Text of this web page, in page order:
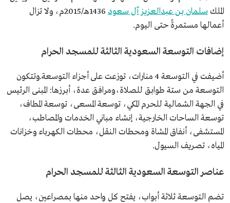
الملك سلمان بن عبدالعزيز آل سعود
1436هـ/2015م، ولا تزال
أعمالها مستمرةً حتى اليوم.
إضافات التوسعة السعودية الثالثة للمسجد الحرام
أضيفت في التوسعة 4 منارات، توزعت على أجزاء التوسعة.وتتكون
التوسعة من ستة طوابق للصلاة،ومرافق عدة، أبرزها: المبنى الرئيس
في الجهة الشمالية للحرم المكي، توسعة المسعى، توسعة المطاف،
توسعة الساحات الخارجية، إنشاء مباني الخدمات والمصاطب،
المستشفى، أنفاق المشاة ومحطات النقل، محطات الكهرباء وخزانات
المياه، تصريف السيول.
عناصر التوسعة السعودية الثالثة للمسجد الحرام
تضم التوسعة ثلاثة أبواب، يفتح كل واحد منها بمصراعين، يصل